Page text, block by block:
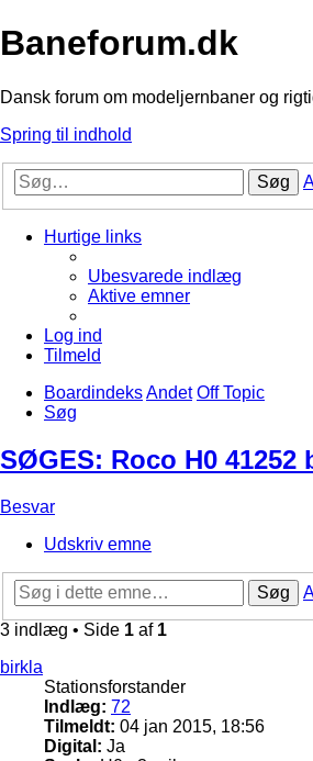
Baneforum.dk
Dansk forum om modeljernbaner og
Spring til indhold
Søg
Hurtige links
Ubesvarede indlæg
Aktive emner
Log ind
Tilmeld
BoardindeksAndet Off Topic
Søg
SØGES: Roco H0
Besvar
Udskriv emne
Søg
3 indlæg • Side 1 af 1
birkla
Stationsforstander
Indlæg: 72
Tilmeldt: 04 jan 2015, 18:56
Digital: Ja